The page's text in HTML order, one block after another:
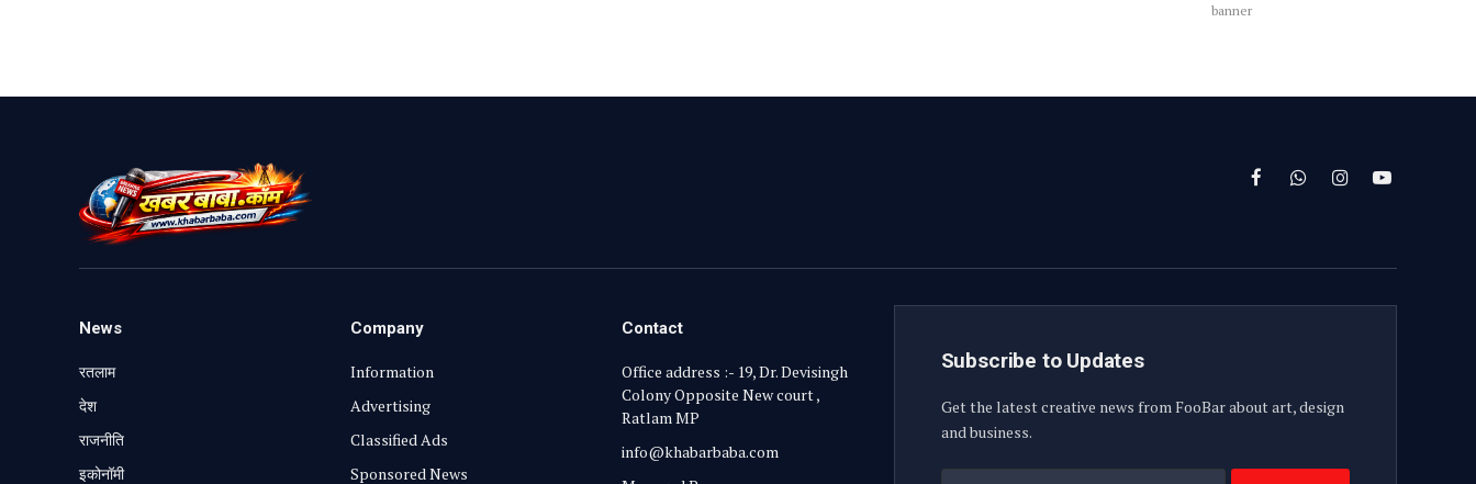
banner
FacebookWhatsAppInstagramYouTube
News
रतलाम
⁠देश
राजनीति
⁠इकोनॉमी
Company
Information
Advertising
Classified Ads
Sponsored News
Contact
Office address :- 19, Dr. Devisingh
Colony Opposite New court ,
Ratlam MP
info@khabarbaba.com
Subscribe to Updates
Get the latest creative news from FooBar about art, design
and business.